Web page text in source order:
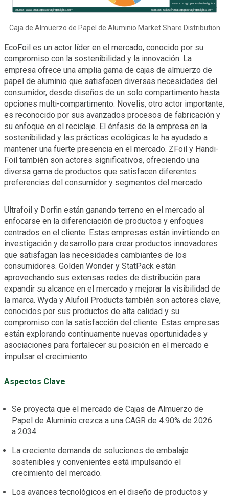
Caja de Almuerzo de Papel de Aluminio Market Share Distribution
EcoFoil es un actor líder en el mercado, conocido por su
compromiso con la sostenibilidad y la innovación. La
empresa ofrece una amplia gama de cajas de almuerzo de
papel de aluminio que satisfacen diversas necesidades del
consumidor, desde diseños de un solo compartimento hasta
opciones multi-compartimento. Novelis, otro actor importante,
es reconocido por sus avanzados procesos de fabricación y
su enfoque en el reciclaje. El énfasis de la empresa en la
sostenibilidad y las prácticas ecológicas le ha ayudado a
mantener una fuerte presencia en el mercado. ZFoil y Handi-
Foil también son actores significativos, ofreciendo una
diversa gama de productos que satisfacen diferentes
preferencias del consumidor y segmentos del mercado.
Ultrafoil y Dorfin están ganando terreno en el mercado al
enfocarse en la diferenciación de productos y enfoques
centrados en el cliente. Estas empresas están invirtiendo en
investigación y desarrollo para crear productos innovadores
que satisfagan las necesidades cambiantes de los
consumidores. Golden Wonder y StatPack están
aprovechando sus extensas redes de distribución para
expandir su alcance en el mercado y mejorar la visibilidad de
la marca. Wyda y Alufoil Products también son actores clave,
conocidos por sus productos de alta calidad y su
compromiso con la satisfacción del cliente. Estas empresas
están explorando continuamente nuevas oportunidades y
asociaciones para fortalecer su posición en el mercado e
impulsar el crecimiento.
Aspectos Clave
Se proyecta que el mercado de Cajas de Almuerzo de
Papel de Aluminio crezca a una CAGR de 4.90% de 2026
a 2034.
La creciente demanda de soluciones de embalaje
sostenibles y convenientes está impulsando el
crecimiento del mercado.
Los avances tecnológicos en el diseño de productos y